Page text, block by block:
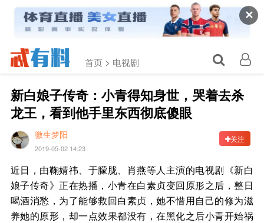
✕
首页 > 电视剧
新白娘子传奇：小青得知身世，哭着去杀
龙王，看到他手里东西彻底傻眼
微生梦阳
2019-05-02 14:23
关注
近日，由鞠婧祎、于朦胧、肖燕等人主演的电视剧《新白
娘子传奇》正在热播，小青在白素贞变回原形之后，整日
喝酒消愁，为了能够救回白素贞，她不惜用自己的修为滋
养她的原形，却一点效果都没有，在黑化之后小青开始祸